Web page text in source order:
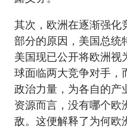
其次，欧洲在逐渐强化
部分的原因，美国总统
美国现已公开将欧洲视
球面临两大竞争对手，
政治力量，为各自的产
资源而言，没有哪个欧
敌。这便解释了为何欧